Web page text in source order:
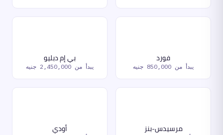
فورد
يبدأ من 850,000 جنيه
بي إم دبليو
يبدأ من 2,450,000 جنيه
مرسيدس-بنز أودي